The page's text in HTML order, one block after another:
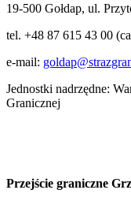
19-500 Gołdap, ul.
tel. +48 87 615 43 00
e-mail:
Jednostki nadrzędne:
Granicznej
Przejście graniczne